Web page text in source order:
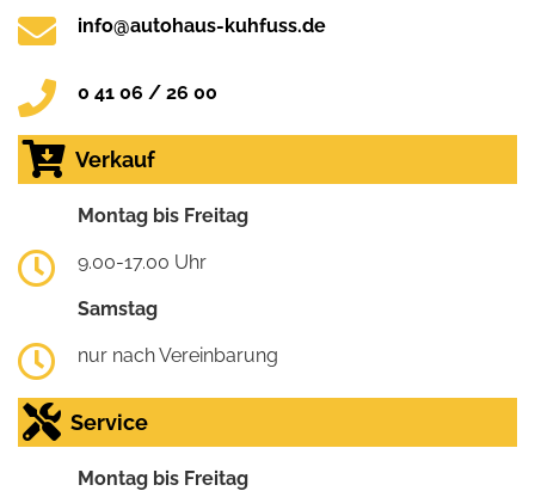
info@autohaus-kuhfuss.de
0 41 06 / 26 00
Verkauf
Montag bis Freitag
9.00-17.00 Uhr
Samstag
nur nach Vereinbarung
Service
Montag bis Freitag